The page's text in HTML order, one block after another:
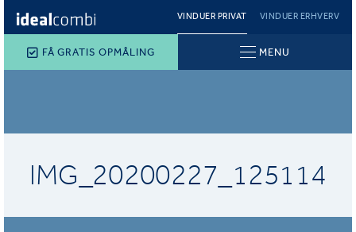
VINDUER PRIVAT VINDUER ERHVERV
FÅ GRATIS OPMÅLING MENU
IMG_20200227_125114